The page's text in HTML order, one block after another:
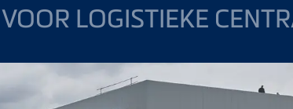
LOGISTIEKE